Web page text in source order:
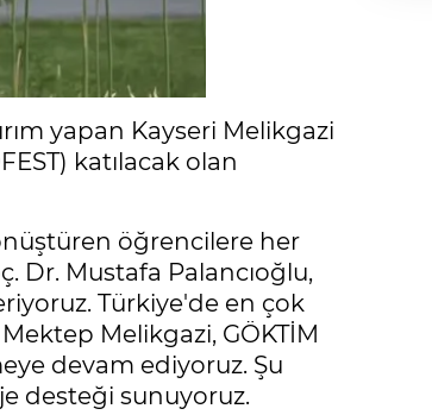
yapan Kayseri Melikgazi
katılacak olan
öğrencilere her
Dr. Mustafa Palancıoğlu,
Türkiye'de en çok
Melikgazi, GÖKTİM
devam ediyoruz. Şu
desteği sunuyoruz.